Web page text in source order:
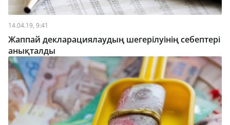
14.04.19, 9:41
Жаппай декларациялаудың шегерілуінің себептері
анықталды